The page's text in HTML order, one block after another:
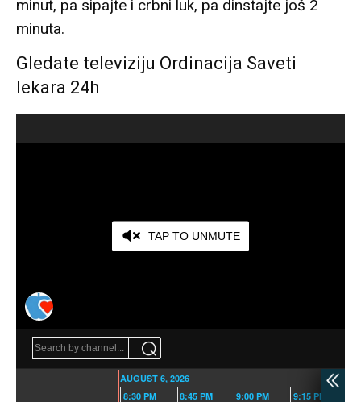
minut, pa sipajte i crbni luk, pa dinstajte još 2
minuta.
Gledate televiziju Ordinacija Saveti
lekara 24h